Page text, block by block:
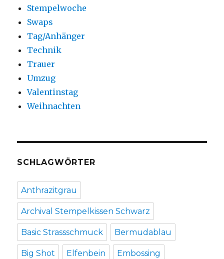
Stempelwoche
Swaps
Tag/Anhänger
Technik
Trauer
Umzug
Valentinstag
Weihnachten
SCHLAGWÖRTER
Anthrazitgrau
Archival Stempelkissen Schwarz
Basic Strassschmuck Bermudablau
Big Shot Elfenbein Embossing